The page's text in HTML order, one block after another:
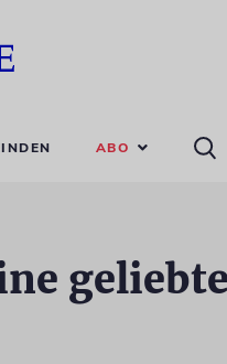
ABO